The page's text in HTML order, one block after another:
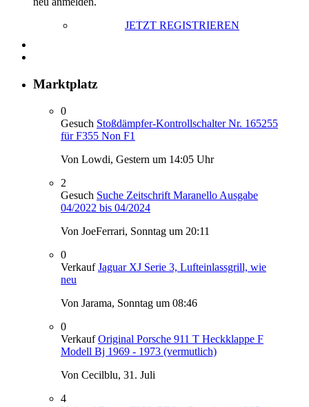
JETZT REGISTRIEREN
Marktplatz
0
Gesuch Stoßdämpfer-Kontrollschalter Nr. 165255
für F355 Non F1
Von Lowdi, Gestern um 14:05 Uhr
2
Gesuch Suche Zeitschrift Maranello Ausgabe
04/2022 bis 04/2024
Von JoeFerrari, Sonntag um 20:11
0
Verkauf Jaguar XJ Serie 3, Lufteinlassgrill, wie
neu
Von Jarama, Sonntag um 08:46
0
Verkauf Original Porsche 911 T Heckklappe F
Modell Bj 1969 - 1973 (vermutlich)
Von Cecilblu, 31. Juli
4